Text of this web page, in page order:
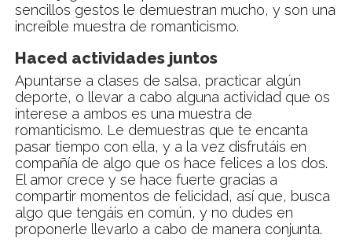
sencillos gestos le demuestran mucho, y son una
increíble muestra de romanticismo.
Haced actividades juntos
Apuntarse a clases de salsa, practicar algún
deporte, o llevar a cabo alguna actividad que os
interese a ambos es una muestra de
romanticismo. Le demuestras que te encanta
pasar tiempo con ella, y a la vez disfrutáis en
compañía de algo que os hace felices a los dos.
El amor crece y se hace fuerte gracias a
compartir momentos de felicidad, así que, busca
algo que tengáis en común, y no dudes en
proponerle llevarlo a cabo de manera conjunta.